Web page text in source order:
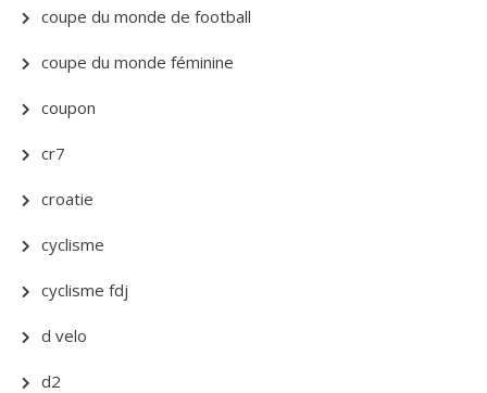
coupe du monde de football
coupe du monde féminine
coupon
cr7
croatie
cyclisme
cyclisme fdj
d velo
d2